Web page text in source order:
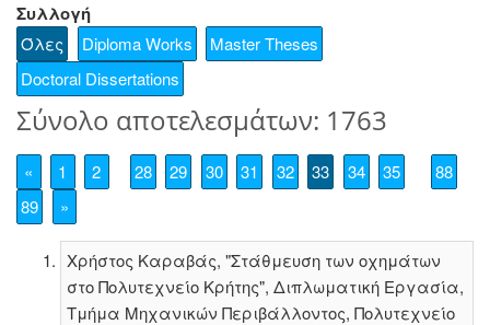
Συλλογή
Όλες Diploma Works
Master Theses
Doctoral Dissertations
Σύνολο αποτελεσμάτων: 1763
« 1 2 28 29 30 31 32 33 34 35
88
89
»
Χρήστος Καραβάς, "Στάθμευση των οχημάτων
στο Πολυτεχνείο Κρήτης", Διπλωματική Εργασία,
Τμήμα Μηχανικών Περιβάλλοντος, Πολυτεχνείο